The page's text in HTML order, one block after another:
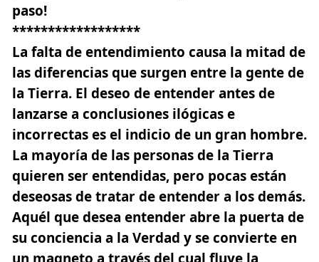
paso!
******************
La falta de entendimiento causa la mitad de
las diferencias que surgen entre la gente de
la Tierra. El deseo de entender antes de
lanzarse a conclusiones ilógicas e
incorrectas es el indicio de un gran hombre.
La mayoría de las personas de la Tierra
quieren ser entendidas, pero pocas están
deseosas de tratar de entender a los demás.
Aquél que desea entender abre la puerta de
su conciencia a la Verdad y se convierte en